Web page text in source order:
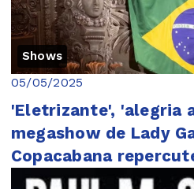
Shows
05/05/2025
'Eletrizante', 'alegria
megashow de Lady
Copacabana
internacional